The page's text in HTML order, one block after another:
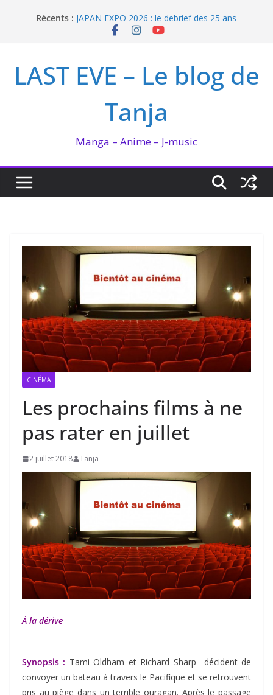
Récents : JAPAN EXPO 2026 : le debrief des 25 ans
Bilan lecture et visionnage de juillet 2026
Enomoto n’est pas un ange
LAST EVE – Le blog de
Tanja
Manga – Anime – J-music
CINÉMA
Les prochains films à ne
pas rater en juillet
2 juillet 2018 Tanja
À la dérive
Synopsis : Tami Oldham et Richard Sharp décident de
convoyer un bateau à travers le Pacifique et se retrouvent
pris au piège dans un terrible ouragan. Après le passage